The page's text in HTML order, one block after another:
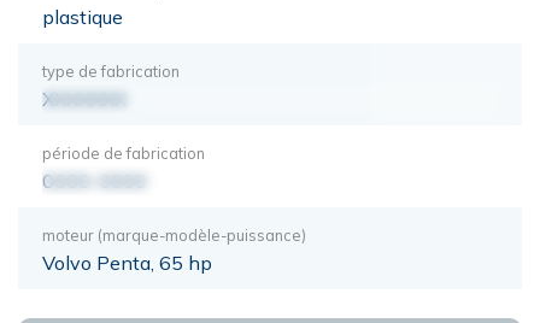
plastique
type de fabrication
XXXXXXX
période de fabrication
0000-0000
moteur (marque-modèle-puissance)
Volvo Penta, 65 hp